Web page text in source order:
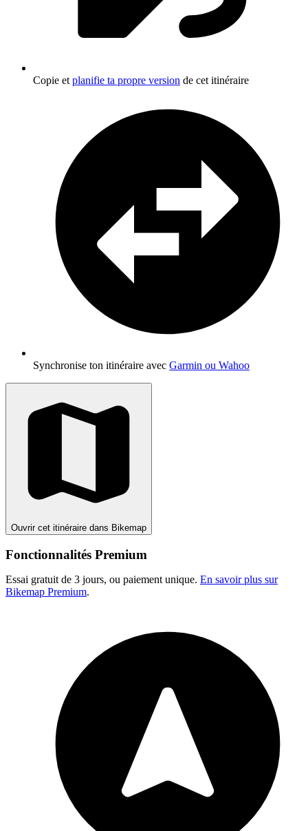
Copie et planifie ta propre version de cet itinéraire
Synchronise ton itinéraire avec Garmin ou Wahoo
Ouvrir cet itinéraire dans Bikemap
Fonctionnalités Premium
Essai gratuit de 3 jours, ou paiement unique. En savoir plus sur
Bikemap Premium.